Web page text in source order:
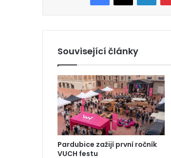
Související články
Pardubice zažijí první ročník
VUCH festu